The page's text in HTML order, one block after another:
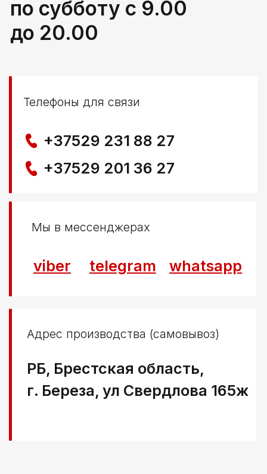
Свидетельство выдано Березовским районным
исполнительным комитетом 29.04.2025
Создание сайта Nastya Gurpa